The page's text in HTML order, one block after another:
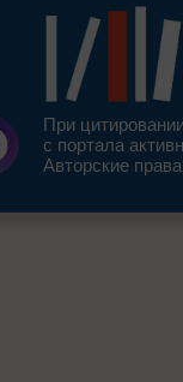
При
с портала
Авторские